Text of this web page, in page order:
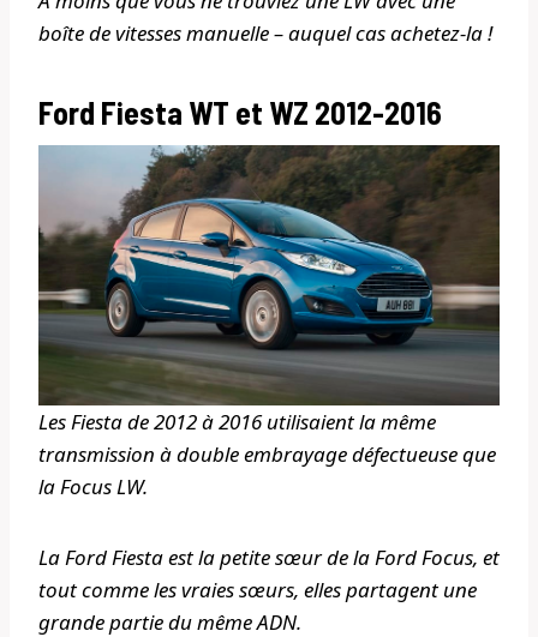
boîte de vitesses manuelle – auquel cas achetez-la !
Ford Fiesta WT et WZ 2012-2016
Les Fiesta de 2012 à 2016 utilisaient la même
transmission à double embrayage défectueuse que
la Focus LW.
La Ford Fiesta est la petite sœur de la Ford Focus, et
tout comme les vraies sœurs, elles partagent une
grande partie du même ADN.